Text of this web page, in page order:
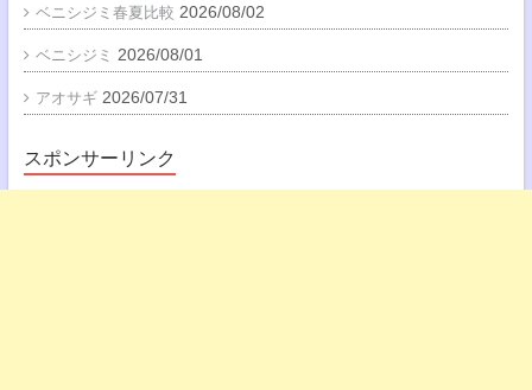
ベニシジミ春夏比較 2026/08/02
ベニシジミ 2026/08/01
アオサギ 2026/07/31
スポンサーリンク